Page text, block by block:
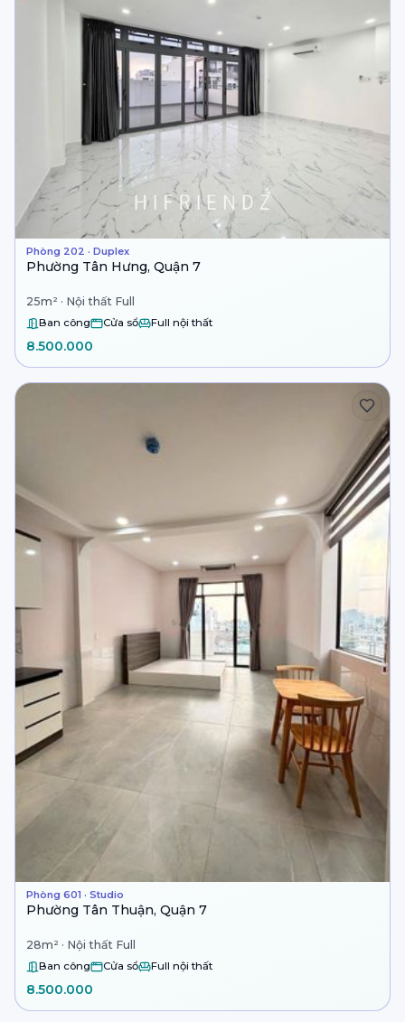
Phòng 202 · Duplex
Phường Tân Hưng, Quận 7
25m² · Nội thất Full
Ban công Cửa sổ Full nội thất
8.500.000
Phòng 601 · Studio
Phường Tân Thuận, Quận 7
28m² · Nội thất Full
Ban công Cửa sổ Full nội thất
8.500.000